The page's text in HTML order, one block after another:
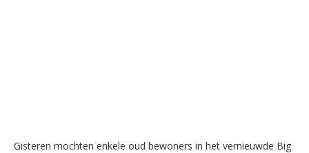
Gisteren mochten enkele oud bewoners in het vernieuwde Big